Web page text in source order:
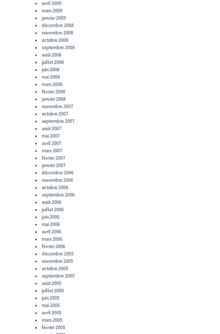
avril 2009
mars 2009
janvier 2009
décembre 2008
novembre 2008
octobre 2008
septembre 2008
août 2008
juillet 2008
juin 2008
mai 2008
mars 2008
février 2008
janvier 2008
novembre 2007
octobre 2007
septembre 2007
août 2007
mai 2007
avril 2007
mars 2007
février 2007
janvier 2007
décembre 2006
novembre 2006
octobre 2006
septembre 2006
août 2006
juillet 2006
juin 2006
mai 2006
avril 2006
mars 2006
février 2006
décembre 2005
novembre 2005
octobre 2005
septembre 2005
août 2005
juillet 2005
juin 2005
mai 2005
avril 2005
mars 2005
février 2005